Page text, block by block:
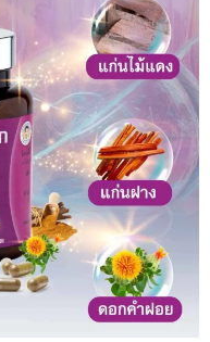
หมดเวลา !!